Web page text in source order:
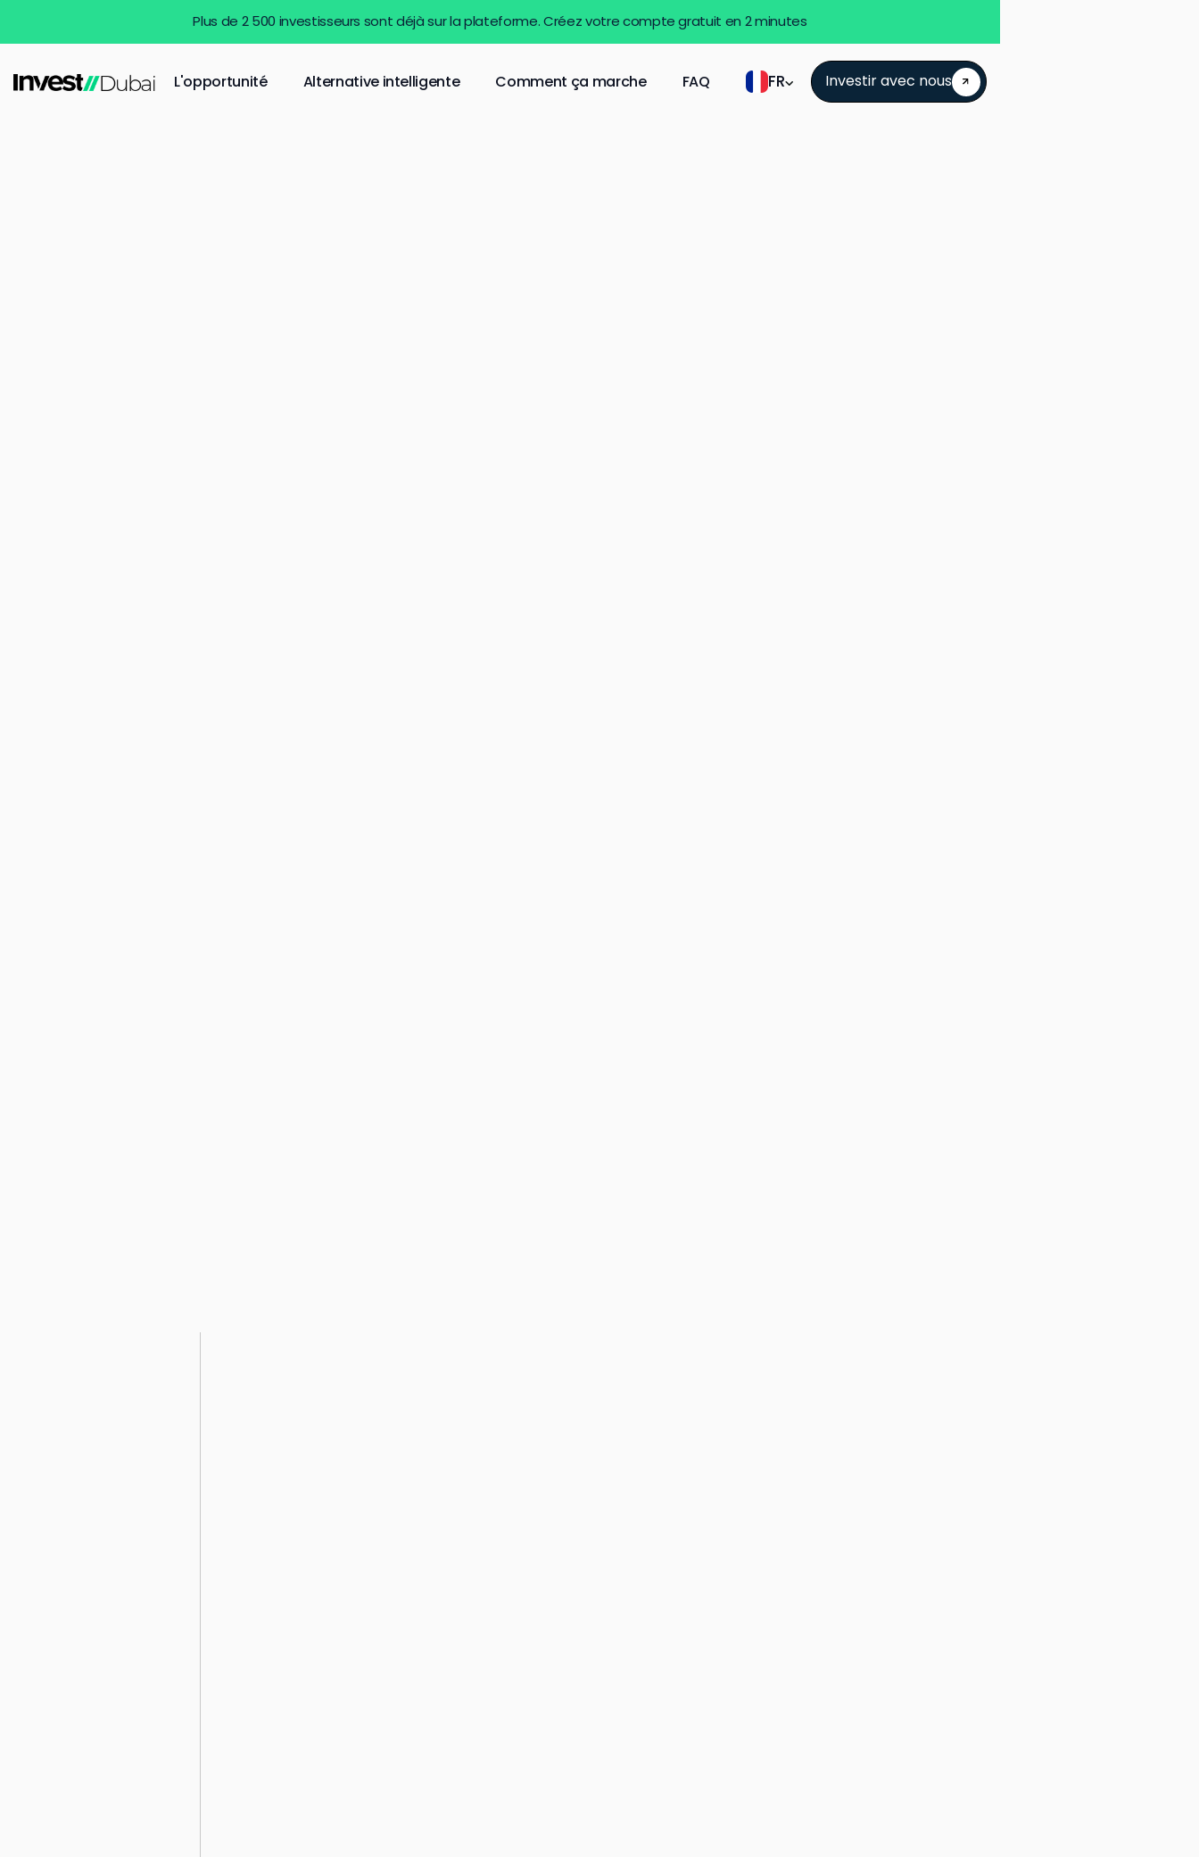
Plus de 2 500 investisseurs sont déjà sur la plateforme. Créez votre compte gratuit en 2 minutes
L'opportunité Alternative intelligente Comment ça marche FAQ FR Investir avec nous